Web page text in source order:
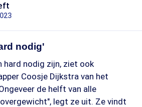
nodig'
hard nodig zijn, ziet ook
Coosje Dijkstra van het
de helft van alle
legt ze uit. Ze vindt